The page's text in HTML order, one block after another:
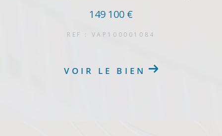
149 100 €
REF : VAP100001084
VOIR LE BIEN